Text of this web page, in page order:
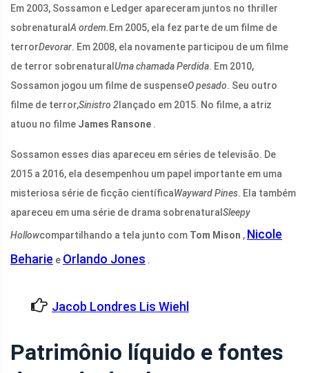
Em 2003, Sossamon e Ledger apareceram juntos no thriller
sobrenatural A ordem. Em 2005, ela fez parte de um filme de
terrorDevorar. Em 2008, ela novamente participou de um filme
de terror sobrenatural Uma chamada Perdida. Em 2010,
Sossamon jogou um filme de suspenseO pesado. Seu outro
filme de terror,Sinistro 2 lançado em 2015. No filme, a atriz
atuou no filme James Ransone .
Sossamon esses dias apareceu em séries de televisão. De
2015 a 2016, ela desempenhou um papel importante em uma
misteriosa série de ficção científicaWayward Pines. Ela também
apareceu em uma série de drama sobrenatural Sleepy
Hollowcompartilhando a tela junto com Tom Mison , Nicole
Beharie e Orlando Jones .
Jacob Londres Lis Wiehl
Patrimônio líquido e fontes